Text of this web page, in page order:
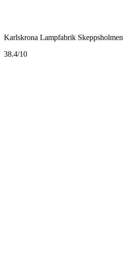
Karlskrona Lampfabrik Skeppsholmen
38.4/10